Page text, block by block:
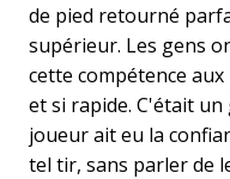
de pied retourné
supérieur. Les gens
cette compétence
et si rapide. C'était
joueur ait eu la
tel tir, sans parler de